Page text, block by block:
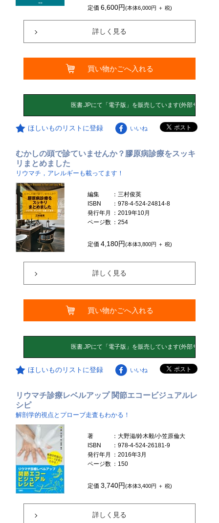
定価6,600円(本体6,000円 ＋ 税)
詳しく見る
買い物かごへ入れる
ほしいものリストに登録 いいね
むかしの頭で診ていませんか？膠原病診療をスッキ
リまとめました
リウマチ，アレルギーも載ってます！
編集
：三村俊英
ISBN
：978-4-524-24814-8
発行年月
：2019年10月
ページ数 ：254
定価4,180円(本体3,800円 ＋ 税)
詳しく見る
買い物かごへ入れる
ほしいものリストに登録 いいね
リウマチ診療レベルアップ 関節エコービジュアルレ
シピ
解剖学的視点とプローブ走査もわかる！
著
：大野滋/鈴木毅/小笠原倫大
ISBN
：978-4-524-26181-9
発行年月
：2016年3月
ページ数 ：150
定価3,740円(本体3,400円 ＋ 税)
詳しく見る